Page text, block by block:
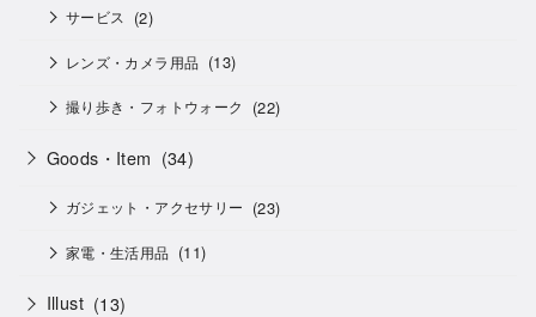
サービス (2)
レンズ・カメラ用品 (13)
撮り歩き・フォトウォーク (22)
Goods・Item (34)
ガジェット・アクセサリー (23)
家電・生活用品 (11)
Illust (13)